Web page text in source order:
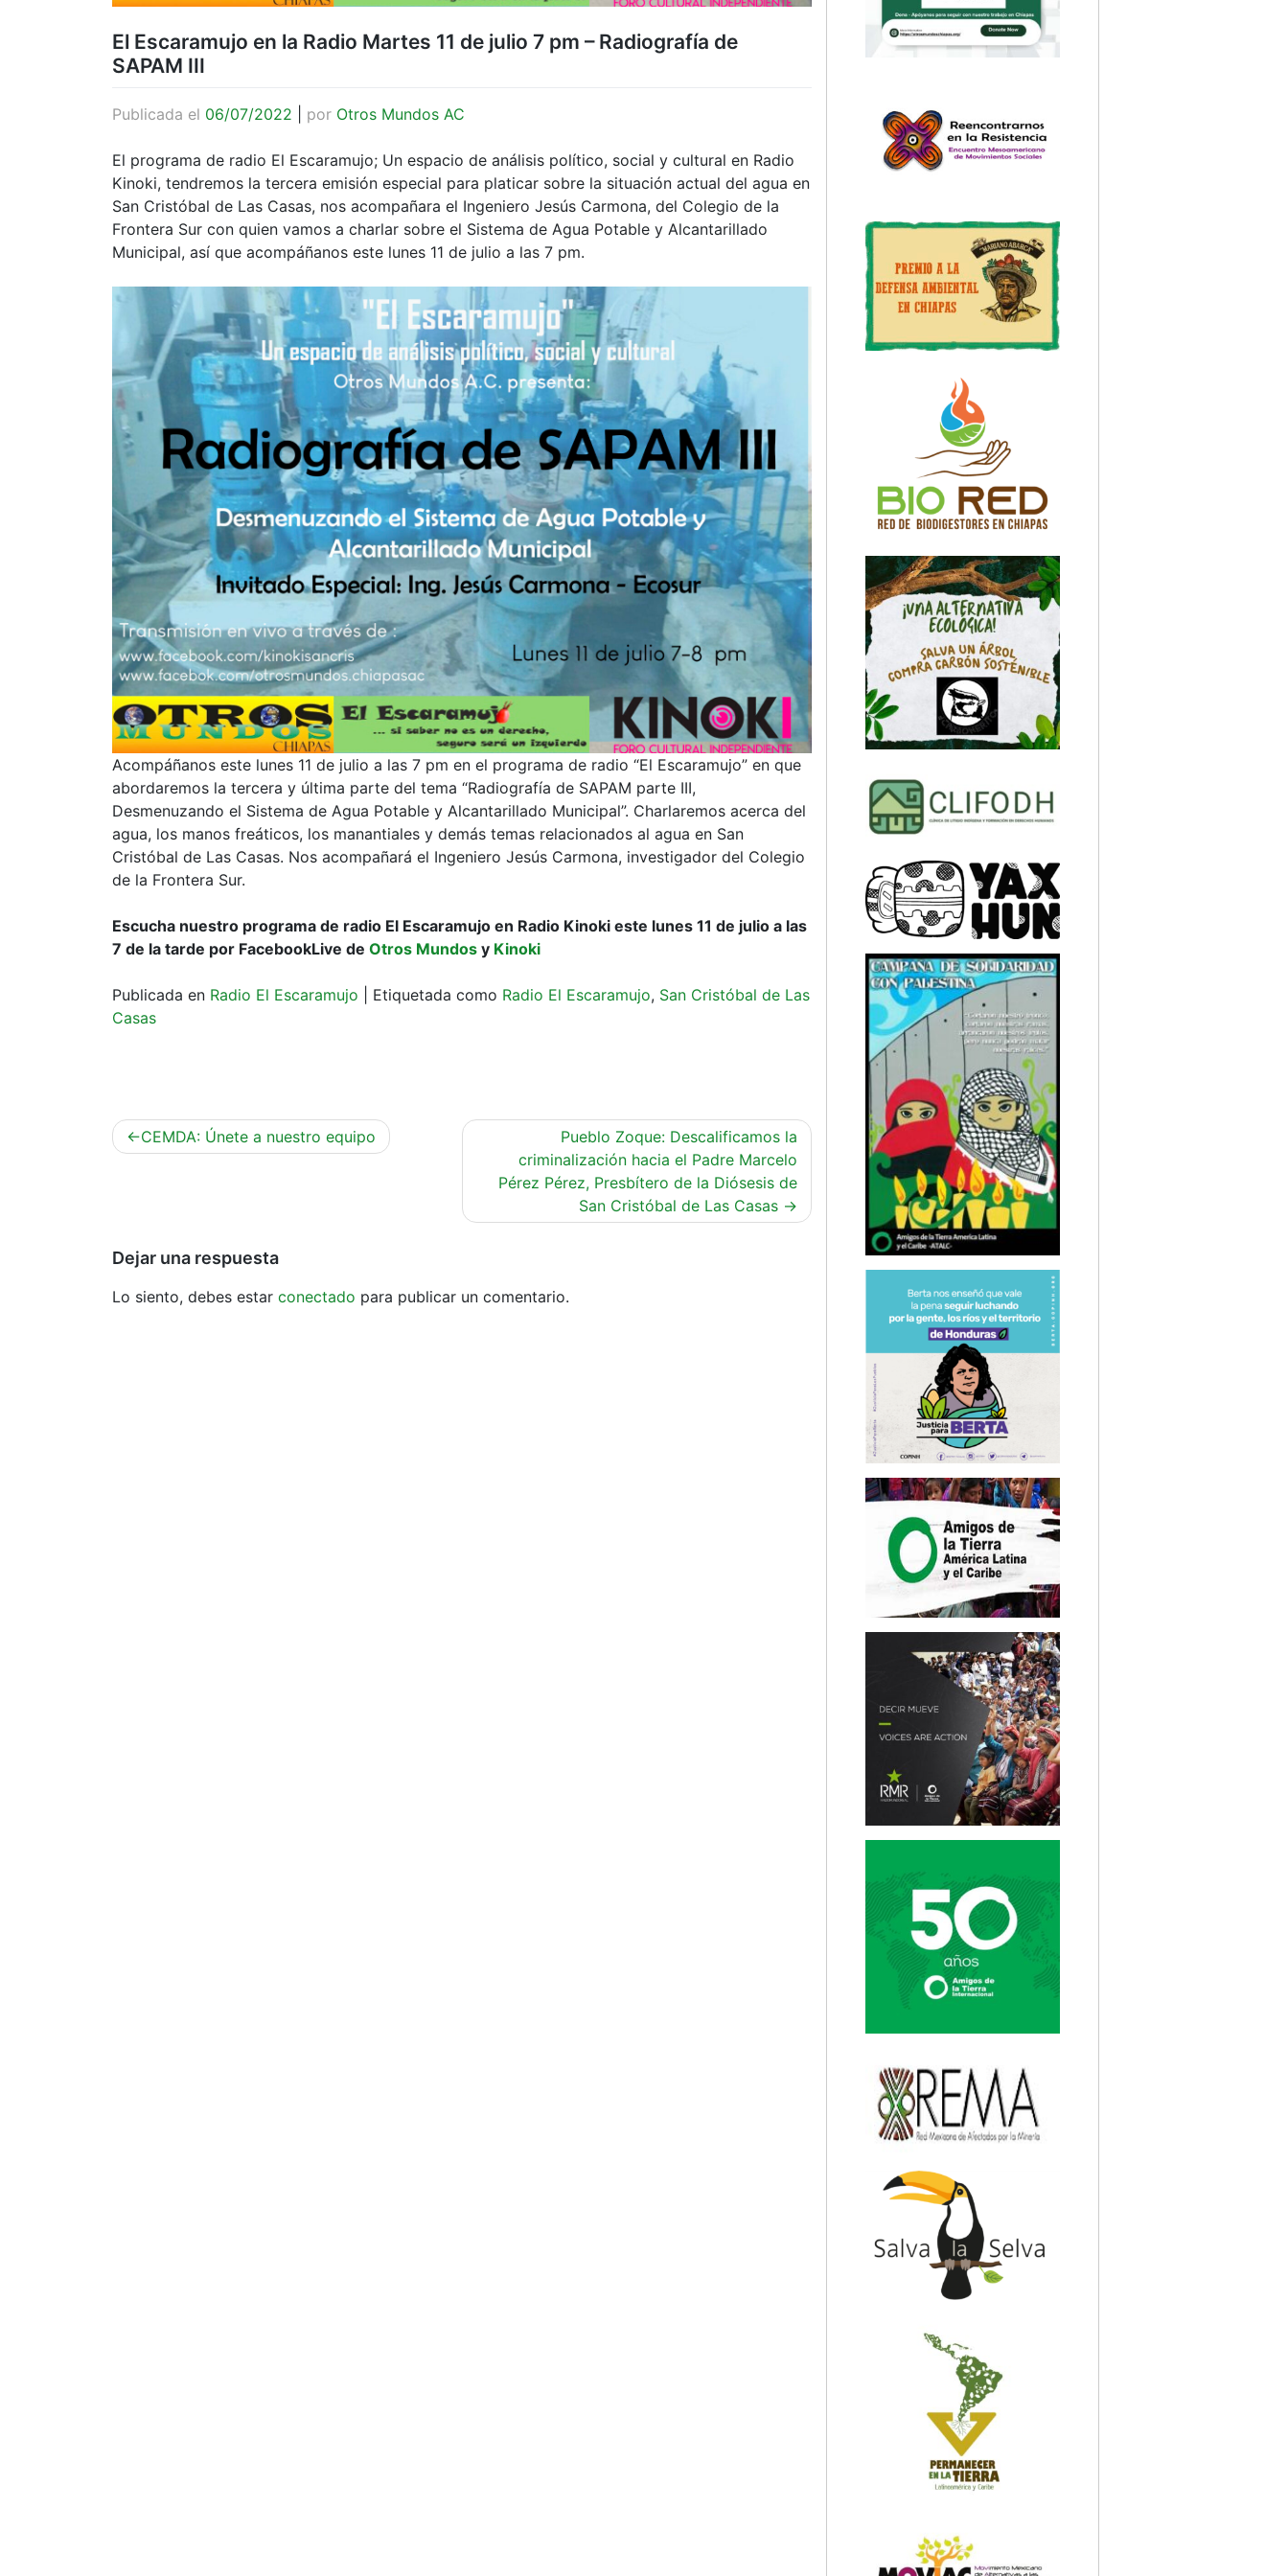
El Escaramujo en la Radio Martes 11 de julio 7 pm – Radiografía de
SAPAM III
Publicada el 06/07/2022 por Otros Mundos AC
El programa de radio El Escaramujo; Un espacio de análisis político, social y cultural en Radio
Kinoki, tendremos la tercera emisión especial para platicar sobre la situación actual del agua en
San Cristóbal de Las Casas, nos acompañara el Ingeniero Jesús Carmona, del Colegio de la
Frontera Sur con quien vamos a charlar sobre el Sistema de Agua Potable y Alcantarillado
Municipal, así que acompáñanos este lunes 11 de julio a las 7 pm.
Acompáñanos este lunes 11 de julio a las 7 pm en el programa de radio “El Escaramujo” en que
abordaremos la tercera y última parte del tema “Radiografía de SAPAM parte III,
Desmenuzando el Sistema de Agua Potable y Alcantarillado Municipal”. Charlaremos acerca del
agua, los manos freáticos, los manantiales y demás temas relacionados al agua en San
Cristóbal de Las Casas. Nos acompañará el Ingeniero Jesús Carmona, investigador del Colegio
de la Frontera Sur.
Escucha nuestro programa de radio El Escaramujo en Radio Kinoki este lunes 11 de julio a las
7 de la tarde por FacebookLive de Otros Mundos y Kinoki
Publicada en Radio El Escaramujo Etiquetada como Radio El Escaramujo, San Cristóbal de Las
Casas
Navegación
de
CEMDA: Únete a nuestro equipo
Pueblo Zoque: Descalificamos la
criminalización hacia el Padre Marcelo
Pérez Pérez, Presbítero de la Diósesis de
San Cristóbal de Las Casas
Dejar una respuesta
Lo siento, debes estar conectado para publicar un comentario.